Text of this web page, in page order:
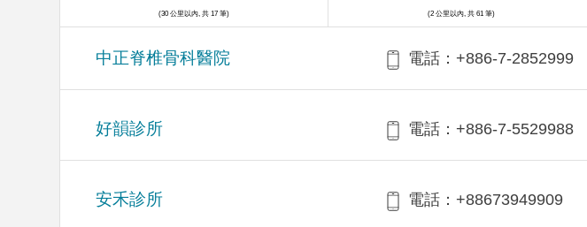
(30 公里以內, 共 17 筆)
中正脊椎骨科醫院 電話：+886-7-2852999
好韻診所 電話：+886-7-5529988
安禾診所 電話：+88673949909
(2 公里以內, 共 61 筆)